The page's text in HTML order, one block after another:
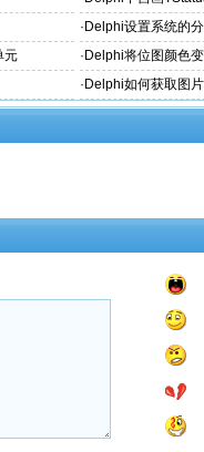
· Delphi设置系统的
元 · Delphi将位图颜色
· Delphi如何获取图